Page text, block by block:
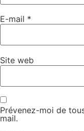
E-mail *
Site web
Prévenez-moi de
mail.